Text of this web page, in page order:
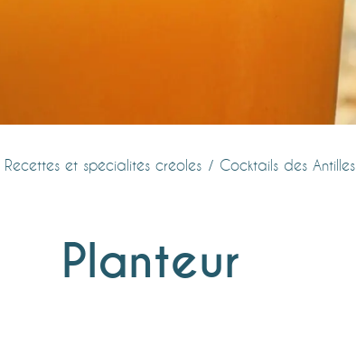
Recettes et spécialités créoles Cocktails des Antilles
Planteur